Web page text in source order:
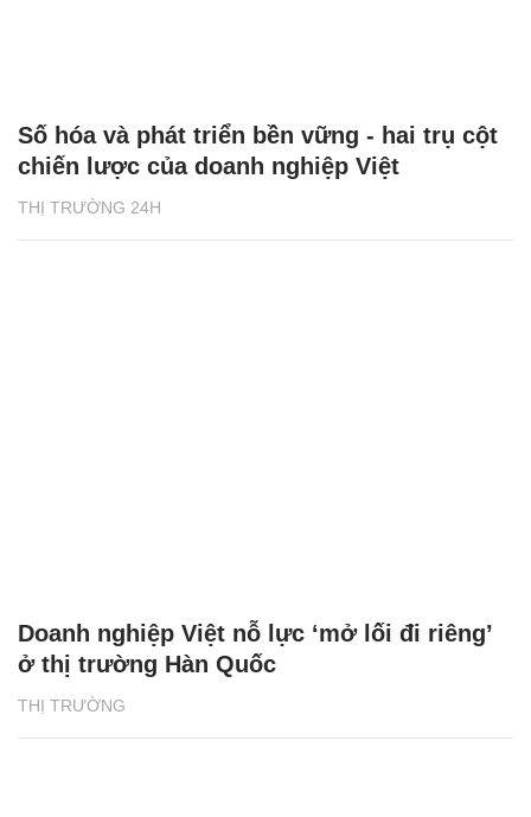
THỊ TRƯỜNG 24H
Số hóa và phát triển bền vững - hai trụ cột
chiến lược của doanh nghiệp Việt
THỊ TRƯỜNG
Doanh nghiệp Việt nỗ lực ‘mở lối đi riêng’
ở thị trường Hàn Quốc